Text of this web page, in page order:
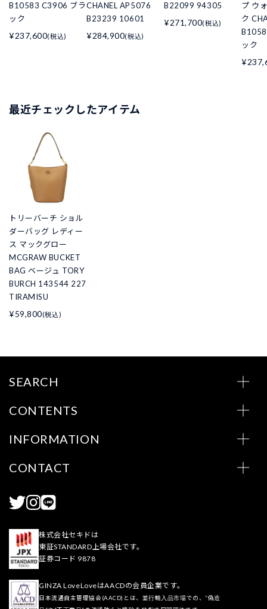
B10583 C3906 ブラ
ック
¥237,600(税込)
CHANEL AP5076
B23239 10601
¥284,900(税込)
B22099 94305
¥271,700(税込)
プ ウ
ク
ック
最近チェックしたアイテム
トリーバーチ ショル
ダーバッグ レディー
ス マックグロー
MCGRAW BUCKET
BAG ベージュ TORY
BURCH 143544 227
TIRAMISU
¥59,800(税込)
SEARCH
CONTENTS
INFORMATION
CONTACT
株式会社セキドは
東証STANDARD上場会社です。
証券コード 9878
GINZA LoveLoveはAACDの会員企業です。
日本流通自主管理協会(AACD)とは、並行輸入品市場での、“偽造